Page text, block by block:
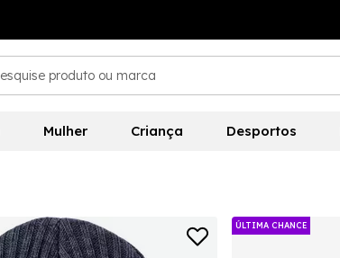
Mulher Criança Desportos
ÚLTIMA CHANCE